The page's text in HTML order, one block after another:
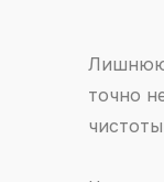
Лишнюю
точно